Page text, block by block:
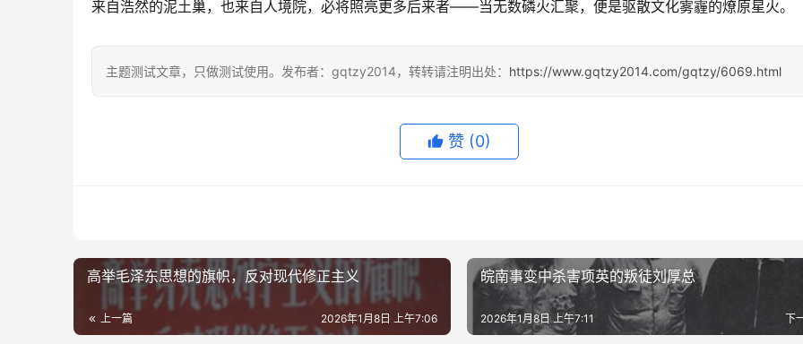
来自浩然的泥土巢，也来自人境院，必将照亮更多后来者——当无数磷火汇聚，便是驱散文化雾霾的燎原星火。
主题测试文章，只做测试使用。发布者：gqtzy2014，转转请注明出处： https://www.gqtzy2014.com/gqtzy/6069.html
赞 (0)
高举毛泽东思想的旗帜，反对现代修正主义
上一篇 2026年1月8日 上午7:06
皖南事变中杀害项英的叛徒刘厚总
下
2026年1月8日 上午7:11